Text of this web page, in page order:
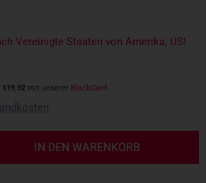
Vereinigte Staaten von Amerika, US!
119,92 mit unserer BlackCard
IN DEN WARENKORB